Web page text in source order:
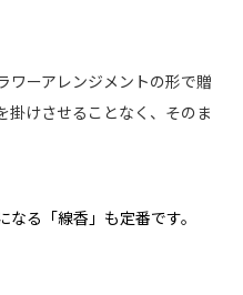
ワーアレンジメントの形で贈
掛けさせることなく、そのま
る「線香」も定番です。